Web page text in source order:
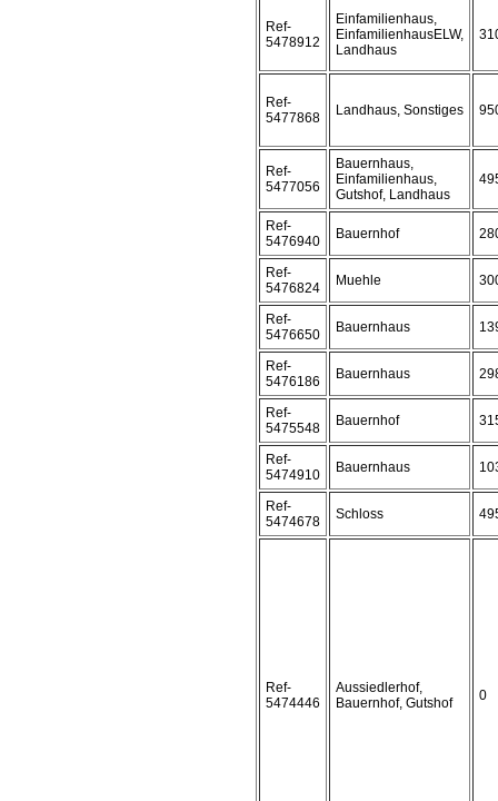
Ref-
5478912
Einfamilienhaus,
EinfamilienhausELW,
Landhaus
Ref-
5477868
Landhaus, Sonstiges
Ref-
5477056
Bauernhaus,
Einfamilienhaus,
Gutshof, Landhaus
Ref-
5476940
Bauernhof
Ref-
5476824
Muehle
Ref-
5476650
Bauernhaus
Ref-
5476186
Bauernhaus
Ref-
5475548
Bauernhof
Ref-
5474910
Bauernhaus
Ref-
5474678
Schloss
Ref-
5474446
Aussiedlerhof,
Bauernhof, Gutshof
0